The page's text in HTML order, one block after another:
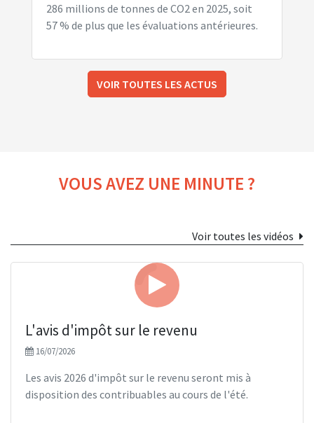
286 millions de tonnes de CO2 en 2025, soit
57 % de plus que les évaluations antérieures.
VOIR TOUTES LES ACTUS
VOUS AVEZ UNE MINUTE ?
Voir toutes les vidéos
L'avis d'impôt sur le revenu
16/07/2026
Les avis 2026 d'impôt sur le revenu seront mis à
disposition des contribuables au cours de l'été.